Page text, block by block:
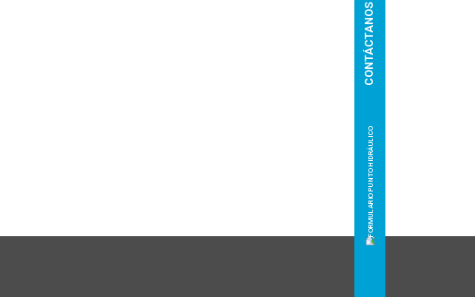
CONTÁCTANOS